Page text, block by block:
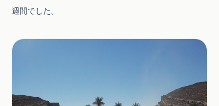
週間でした。